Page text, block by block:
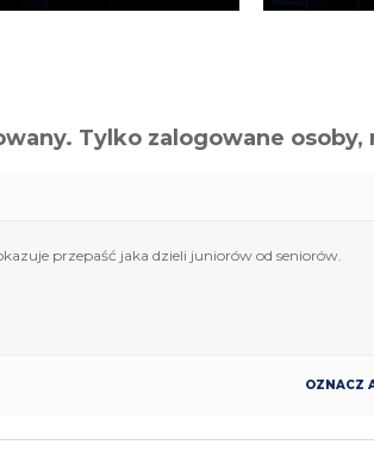
Tylko zalogowane
przepaść jaka dzieli juniorów od seniorów.
OZNACZ